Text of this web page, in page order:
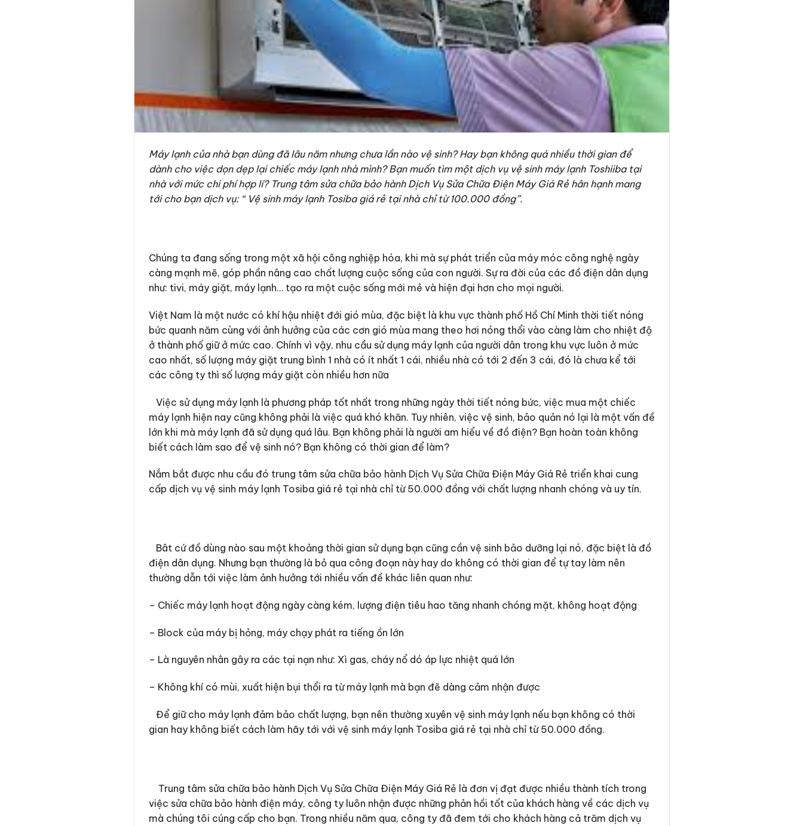
Máy lạnh của nhà bạn dùng đã lâu năm nhưng chưa lần nào vệ sinh? Hay bạn không quá nhiều thời gian để
dành cho việc dọn dẹp lại chiếc máy lạnh nhà mình? Bạn muốn tìm một dịch vụ vệ sinh máy lạnh Toshiiba tại
nhà với mức chi phí hợp lí? Trung tâm sửa chữa bảo hành Dịch Vụ Sửa Chữa Điện Máy Giá Rẻ hân hạnh mang
tới cho bạn dịch vụ: “ Vệ sinh máy lạnh Tosiba giá rẻ tại nhà chỉ từ 100.000 đồng”.
Chúng ta đang sống trong một xã hội công nghiệp hóa, khi mà sự phát triển của máy móc công nghệ ngày
càng mạnh mẽ, góp phần nâng cao chất lượng cuộc sống của con người. Sự ra đời của các đồ điện dân dụng
như: tivi, máy giặt, máy lạnh… tạo ra một cuộc sống mới mẻ và hiện đại hơn cho mọi người.
Việt Nam là một nước có khí hậu nhiệt đới gió mùa, đặc biệt là khu vực thành phố Hồ Chí Minh thời tiết nóng
bức quanh năm cùng với ảnh hưởng của các cơn gió mùa mang theo hơi nóng thổi vào càng làm cho nhiệt độ
ở thành phố giữ ở mức cao. Chính vì vậy, nhu cầu sử dụng máy lạnh của người dân trong khu vực luôn ở mức
cao nhất, số lượng máy giặt trung bình 1 nhà có ít nhất 1 cái, nhiều nhà có tới 2 đến 3 cái, đó là chưa kể tới
các công ty thì số lượng máy giặt còn nhiều hơn nữa
Việc sử dụng máy lạnh là phương pháp tốt nhất trong những ngày thời tiết nóng bức, việc mua một chiếc
máy lạnh hiện nay cũng không phải là việc quá khó khăn. Tuy nhiên, việc vệ sinh, bảo quản nó lại là một vấn đề
lớn khi mà máy lạnh đã sử dụng quá lâu. Bạn không phải là người am hiểu về đồ điện? Bạn hoàn toàn không
biết cách làm sao để vệ sinh nó? Bạn không có thời gian để làm?
Nắm bắt được nhu cầu đó trung tâm sửa chữa bảo hành Dịch Vụ Sửa Chữa Điện Máy Giá Rẻ triển khai cung
cấp dịch vụ vệ sinh máy lạnh Tosiba giá rẻ tại nhà chỉ từ 50.000 đồng với chất lượng nhanh chóng và uy tín.
Bât cứ đồ dùng nào sau một khoảng thời gian sử dụng bạn cũng cần vệ sinh bảo dưỡng lại nó, đặc biệt là đồ
điện dân dụng. Nhưng bạn thường là bỏ qua công đoạn này hay do không có thời gian để tự tay làm nên
thường dẫn tới việc làm ảnh hưởng tới nhiều vấn đề khác liên quan như:
– Chiếc máy lạnh hoạt động ngày càng kém, lượng điện tiêu hao tăng nhanh chóng mặt, không hoạt động
– Block của máy bị hỏng, máy chạy phát ra tiếng ồn lớn
– Là nguyên nhân gây ra các tại nạn như: Xì gas, cháy nổ dó áp lực nhiệt quá lớn
– Không khí có mùi, xuất hiện bụi thổi ra từ máy lạnh mà bạn đẽ dàng cảm nhận được
Để giữ cho máy lạnh đảm bảo chất lượng, bạn nên thường xuyên vệ sinh máy lạnh nếu bạn không có thời
gian hay không biết cách làm hãy tới với vệ sinh máy lạnh Tosiba giá rẻ tại nhà chỉ từ 50.000 đồng.
Trung tâm sửa chữa bảo hành Dịch Vụ Sửa Chữa Điện Máy Giá Rẻ là đơn vị đạt được nhiều thành tích trong
việc sửa chữa bảo hành điện máy, công ty luôn nhận được những phản hồi tốt của khách hàng về các dịch vụ
mà chúng tôi cúng cấp cho bạn. Trong nhiều năm qua, công ty đã đem tới cho khách hàng cả trăm dịch vụ